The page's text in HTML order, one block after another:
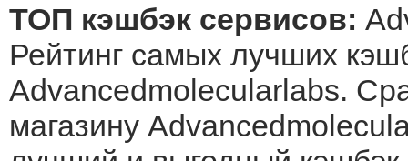
ТОП кэшбэк сервисов:
Рейтинг самых лучших
Advancedmolecularlabs.
магазину